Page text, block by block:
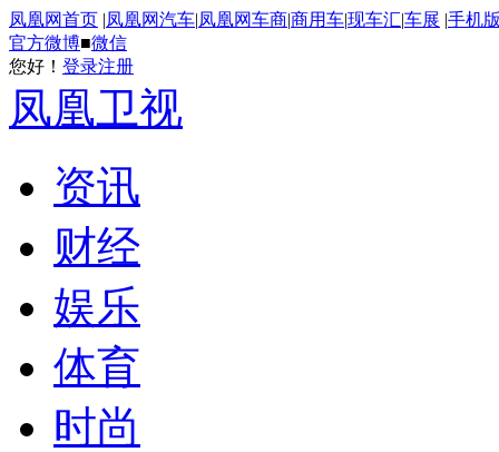
凤凰网首页 |凤凰网汽车|凤凰网车商|商用车|现车汇|车展 |手机
官方微博■微信
您好！ 登录注册
凤凰卫视
资讯
财经
娱乐
体育
时尚